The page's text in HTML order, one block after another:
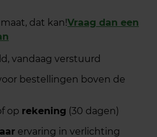
dat kan!Vraag dan een
vandaag verstuurd
bestellingen boven de
op rekening (30 dagen)
ervaring in verlichting